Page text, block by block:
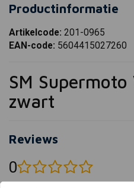
Productinformatie
Artikelcode: 201-0965
EAN-code: 5604415027260
SM
zwart
Reviews
0